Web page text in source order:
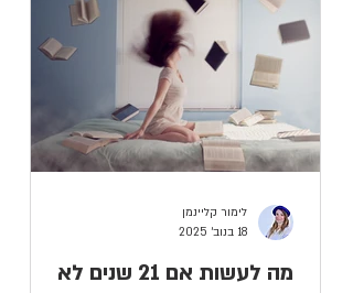
מה לעשות אם 21 שנים לא
לימור קליינמן
18 בנוב׳ 2025